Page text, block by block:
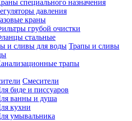
специального назначения
давления
краны
грубой очистки
стальные
Трапы и сливы
трапы
Смесители
биде и писсуаров
ванны и душа
кухни
умывальника